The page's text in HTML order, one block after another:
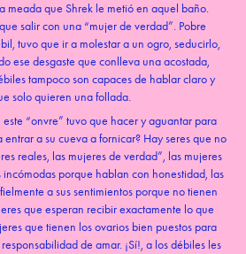
meada que Shrek le metió en aquel baño.
salir con una “mujer de verdad”. Pobre
tuvo que ir a molestar a un ogro, seducirlo,
ese desgaste que conlleva una acostada,
tampoco son capaces de hablar claro y
solo quieren una follada.
“onvre” tuvo que hacer y aguantar para
a su cueva a fornicar? Hay seres que no
reales, las mujeres de verdad”, las mujeres
porque hablan con honestidad, las
a sus sentimientos porque no tienen
que esperan recibir exactamente lo que
que tienen los ovarios bien puestos para
de amar. ¡Sí!, a los débiles les